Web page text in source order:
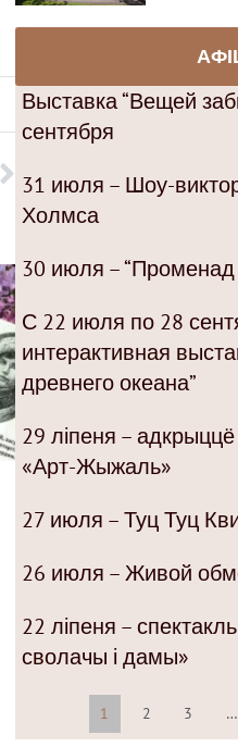
Выставка “Вещей
сентября
31 июля – Шоу-
Холмса
30 июля –
С 22 июля по 28
интерактивная
древнего океана”
29 ліпеня –
«Арт-Жыжаль»
27 июля – Туц Туц
26 июля – Живой
22 ліпеня –
сволачы і дамы»
1 2 3 …